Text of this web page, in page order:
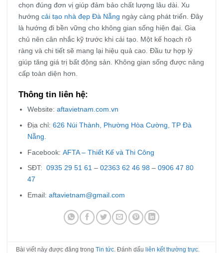
chọn đúng đơn vị giúp đảm bảo chất lượng lâu dài. Xu
hướng cải tạo nhà đẹp Đà Nẵng ngày càng phát triển. Đây
là hướng đi bền vững cho không gian sống hiện đại. Gia
chủ nên cân nhắc kỹ trước khi cải tạo. Một kế hoạch rõ
ràng và chi tiết sẽ mang lại hiệu quả cao. Đầu tư hợp lý
giúp tăng giá trị bất động sản. Không gian sống được nâng
cấp toàn diện hơn.
Thông tin liên hệ:
Website:aftavietnam.com.vn
Địa chỉ:626 Núi Thành, Phường Hòa Cường, TP Đà
Nẵng.
Facebook:AFTA – Thiết Kế và Thi Công
SĐT:0935 29 51 61 –02363 62 46 98 –0906 47 80
47
Email:aftavietnam@gmail.com
Bài viết này được đăng trongTin tức . Đánh dấu liên kết thường trực